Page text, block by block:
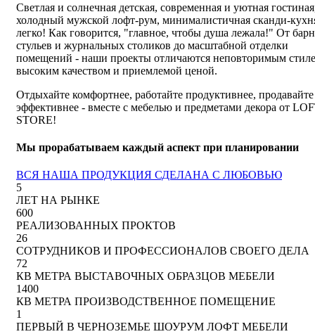
Светлая и солнечная детская, современная и уютная
холодный мужской лофт-рум, минималистичная сканди-
легко! Как говорится, "главное, чтобы душа лежала!" От
стульев и журнальных столиков до масштабной отделки
помещений - наши проекты отличаются неповторимым
высоким качеством и приемлемой ценой.
Отдыхайте комфортнее, работайте продуктивнее, продавайте
эффективнее - вместе с мебелью и предметами декора от
STORE!
Мы прорабатываем каждый аспект при планировании
ВСЯ НАША ПРОДУКЦИЯ СДЕЛАНА С ЛЮБОВЬЮ
5
ЛЕТ НА РЫНКЕ
600
РЕАЛИЗОВАННЫХ ПРОКТОВ
26
СОТРУДНИКОВ И ПРОФЕССИОНАЛОВ СВОЕГО ДЕЛА
72
КВ МЕТРА ВЫСТАВОЧНЫХ ОБРАЗЦОВ МЕБЕЛИ
1400
КВ МЕТРА ПРОИЗВОДСТВЕННОЕ ПОМЕЩЕНИЕ
1
ПЕРВЫЙ В ЧЕРНОЗЕМЬЕ ШОУРУМ ЛОФТ МЕБЕЛИ